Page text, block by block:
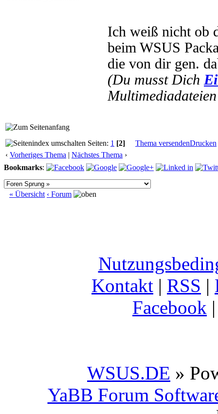
Ich weiß nicht ob
beim WSUS
die von dir gen.
(Du musst Dich
Seiten: 1 [2] Thema versendenDrucken
‹ Vorheriges Thema | Nächstes Thema ›
Bookmarks:
« Übersicht ‹ Forum
Kontakt | RSS |
Facebook
WSUS.DE »
YaBB Forum